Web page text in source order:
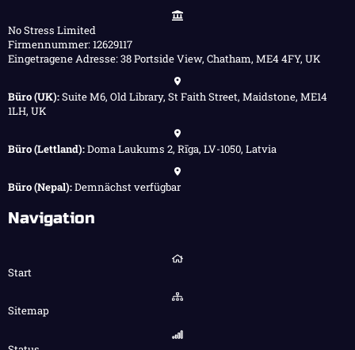
No Stress Limited
Firmennummer: 12629117
Eingetragene Adresse: 38 Portside View, Chatham, ME4 4FY, UK
Büro (UK):Suite M6, Old Library, St Faith Street, Maidstone, ME14
1LH, UK
Büro (Lettland):Doma Laukums 2, Rīga, LV-1050, Latvia
Büro (Nepal):Demnächst verfügbar
Navigation
Start
Sitemap